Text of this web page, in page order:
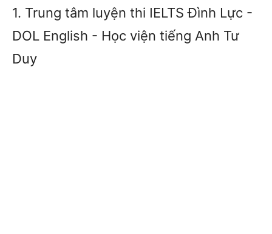
1. Trung tâm luyện thi IELTS Đình Lực -
DOL English - Học viện tiếng Anh Tư
Duy